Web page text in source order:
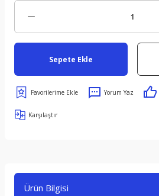
Sepete Ekle
Yorum Yaz
Karşılaştır
Ürün Bilgisi